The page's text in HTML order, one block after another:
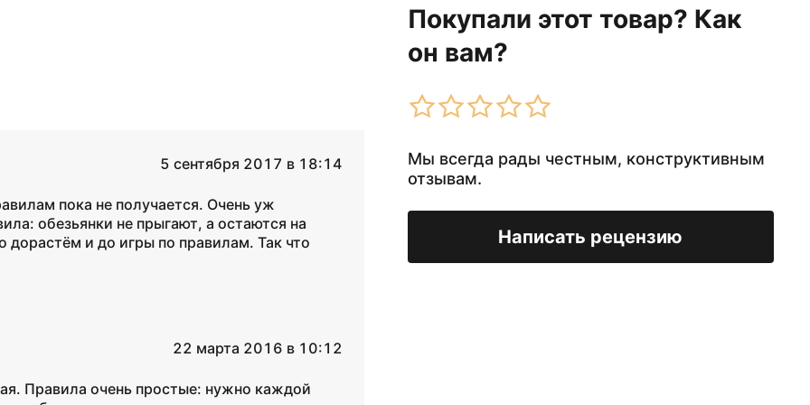
Покупали этот товар? Как
он вам?
Мы всегда рады честным, конструктивным
отзывам.
Написать рецензию
5 сентября 2017 в 18:14
пока не получается. Очень уж
обезьянки не прыгают, а остаются на
и до игры по правилам. Так что
22 марта 2016 в 10:12
Правила очень простые: нужно каждой